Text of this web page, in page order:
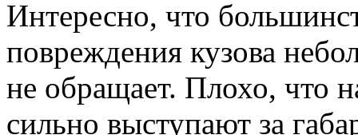
Интересно, что
повреждения кузова
не обращает. Плохо, что
сильно выступают за